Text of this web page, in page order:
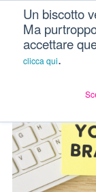
Un biscotto
Ma
accettare
clicca qui.